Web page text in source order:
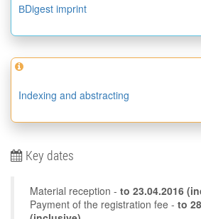
ВDigest imprint
Indexing and abstracting
Key dates
Material reception - to 23.04.2016
Payment of the registration fee - to